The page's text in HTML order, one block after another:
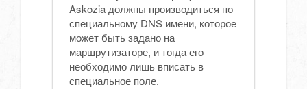
Askozia должны производиться по
специальному DNS имени, которое
может быть задано на
маршрутизаторе, и тогда его
необходимо лишь вписать в
специальное поле.